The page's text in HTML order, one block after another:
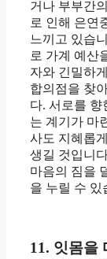
거나 부부간
로 인해 은연
느끼고 있습
로 가계 예산
자와 긴밀하
합의점을 찾
다. 서로를 향
는 계기가 마
사도 지혜롭
생길 것입니
마음의 짐을
을 누릴 수 있
11. 잇몸을